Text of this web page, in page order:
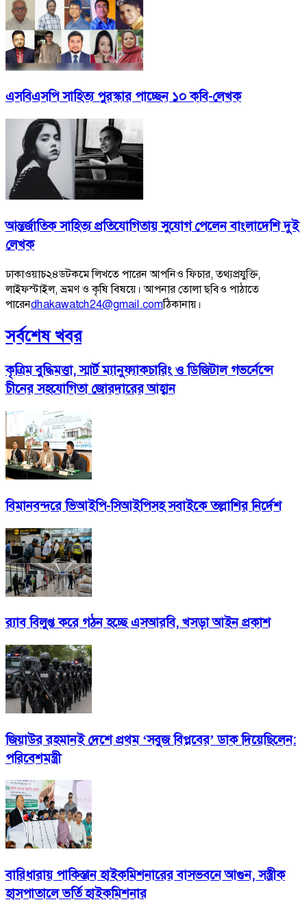
এসবিএসপি সাহিত্য পুরস্কার পাচ্ছেন ১০ কবি-লেখক
আন্তর্জাতিক সাহিত্য প্রতিযোগিতায় সুযোগ পেলেন বাংলাদেশি দুই
লেখক
ঢাকাওয়াচ২৪ডটকমে লিখতে পারেন আপনিও ফিচার, তথ্যপ্রযুক্তি,
লাইফস্টাইল, ভ্রমণ ও কৃষি বিষয়ে। আপনার তোলা ছবিও পাঠাতে
পারেনdhakawatch24@gmail.comঠিকানায়।
সর্বশেষ খবর
কৃত্রিম বুদ্ধিমত্তা, স্মার্ট ম্যানুফ্যাকচারিং ও ডিজিটাল গভর্নেন্সে
চীনের সহযোগিতা জোরদারের আহ্বান
বিমানবন্দরে ভিআইপি-সিআইপিসহ সবাইকে তল্লাশির নির্দেশ
র‍্যাব বিলুপ্ত করে গঠন হচ্ছে এসআরবি, খসড়া আইন প্রকাশ
জিয়াউর রহমানই দেশে প্রথম ‘সবুজ বিপ্লবের’ ডাক দিয়েছিলেন:
পরিবেশমন্ত্রী
বারিধারায় পাকিস্তান হাইকমিশনারের বাসভবনে আগুন, সস্ত্রীক
হাসপাতালে ভর্তি হাইকমিশনার